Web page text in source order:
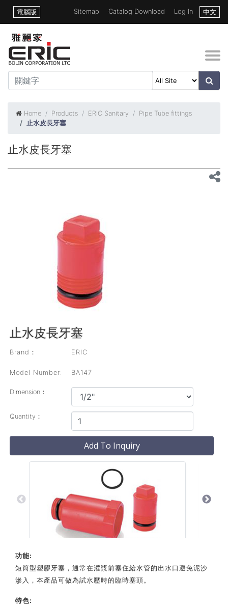
電腦版 Sitemap Catalog Download Log In 中文
Home Products ERIC Sanitary
Pipe Tube fittings
止水皮長牙塞
止水皮長牙塞
止水皮長牙塞
Brand： ERIC
Model Number: BA147
Dimension：
Quantity：
Add To Inquiry
功能:
短筒型塑膠牙塞，通常在灌漿前塞住給水管的出水口避免泥沙
滲入，本產品可做為試水壓時的臨時塞頭。
特色: